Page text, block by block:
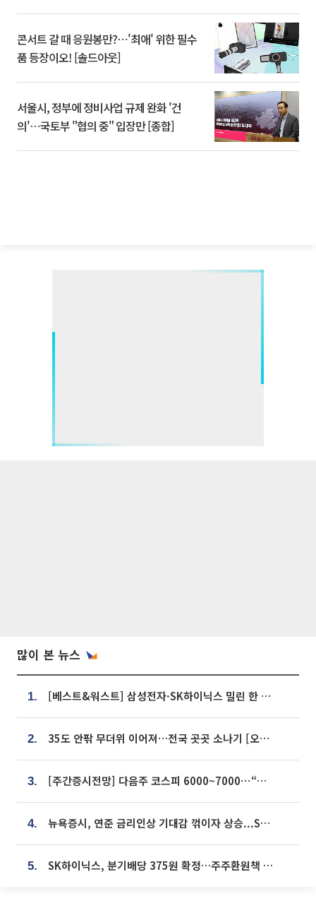
콘서트 갈 때 응원봉만?⋯'최애' 위한 필수
품 등장이오! [솔드아웃]
서울시, 정부에 정비사업 규제 완화 '건
의'⋯국토부 "협의 중" 입장만 [종합]
많이 본 뉴스
1. [베스트&워스트] 삼성전자·SK하이닉스 밀린 한 주…상상인증권은 85% 급등
2. 35도 안팎 무더위 이어져…전국 곳곳 소나기 [오늘 날씨]
3. [주간증시전망] 다음주 코스피 6000~7000⋯“外人 수급은 정책이 변수”
4. 뉴욕증시, 연준 금리인상 기대감 꺾이자 상승...S&P500 사상 최고치 [종합]
5. SK하이닉스, 분기배당 375원 확정…주주환원책 9월로 앞당겨 발표